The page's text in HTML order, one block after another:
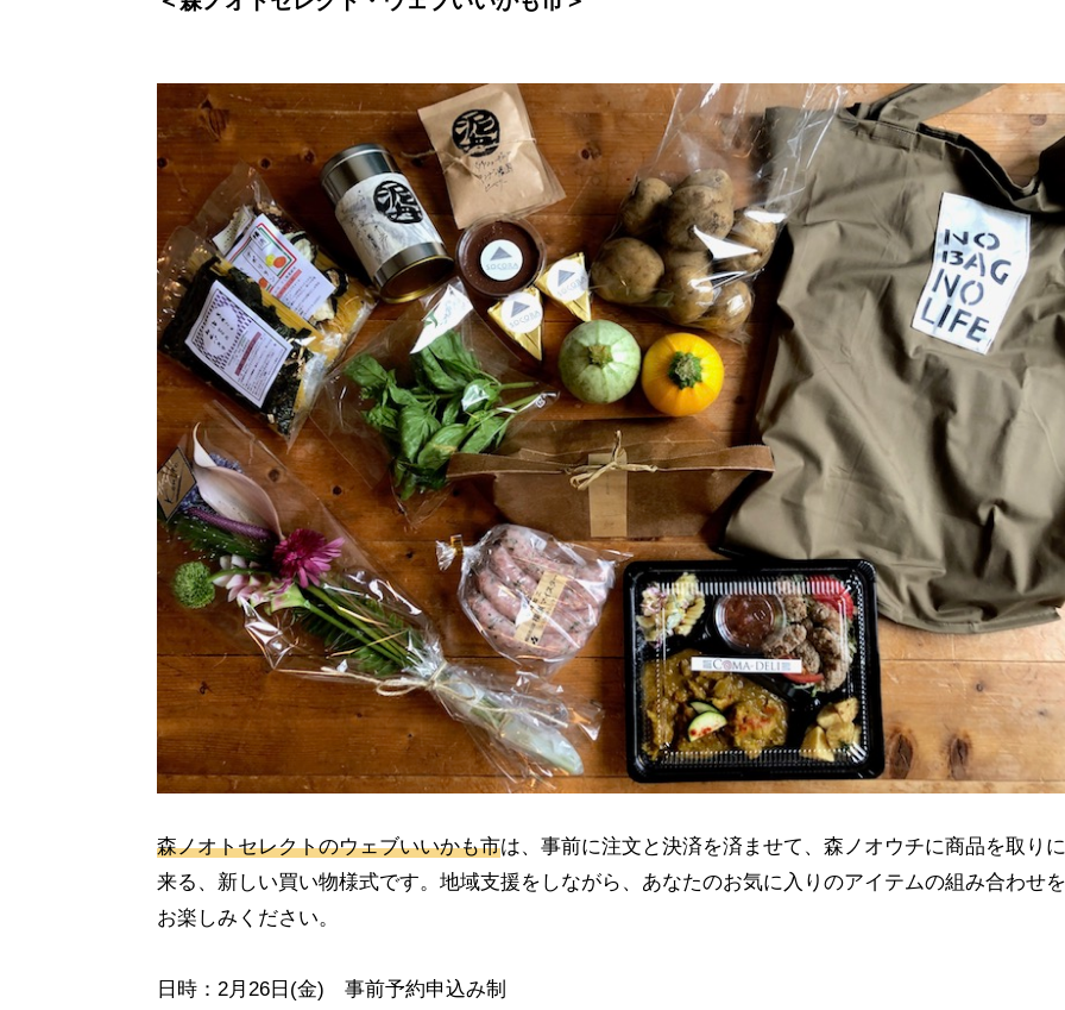
森ノオトセレクトのウェブいいかも市は、事前に注文と決済を済ませて、森ノオウチに商品を取りに
来る、新しい買い物様式です。地域支援をしながら、あなたのお気に入りのアイテムの組み合わせを
お楽しみください。
日時： 2月 26 日 (金) 事前予約申込み制